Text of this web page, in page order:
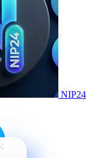
NIP24